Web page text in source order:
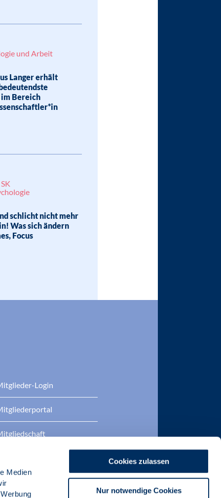
Medien
Cookies zulassen
Nur notwendige Cookies
und Arbeit
Langer erhält
Bereich
schlicht nicht mehr
Was sich ändern
Focus
Login
Zertifizierungen